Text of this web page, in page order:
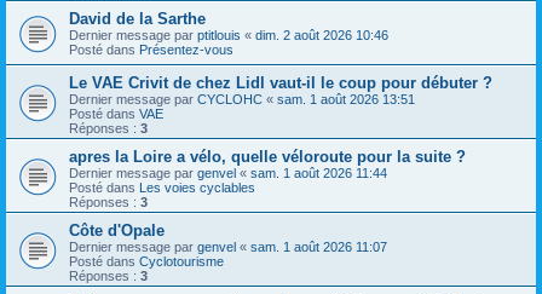
David de la Sarthe
Dernier message par ptitlouis « dim. 2 août 2026 10:46
Posté dans Présentez-vous
Le VAE Crivit de chez Lidl vaut-il le coup pour débuter ?
Dernier message par CYCLOHC « sam. 1 août 2026 13:51
Posté dans VAE
Réponses : 3
apres la Loire a vélo, quelle véloroute pour la suite ?
Dernier message par genvel « sam. 1 août 2026 11:44
Posté dans Les voies cyclables
Réponses : 3
Côte d'Opale
Dernier message par genvel « sam. 1 août 2026 11:07
Posté dans Cyclotourisme
Réponses : 3